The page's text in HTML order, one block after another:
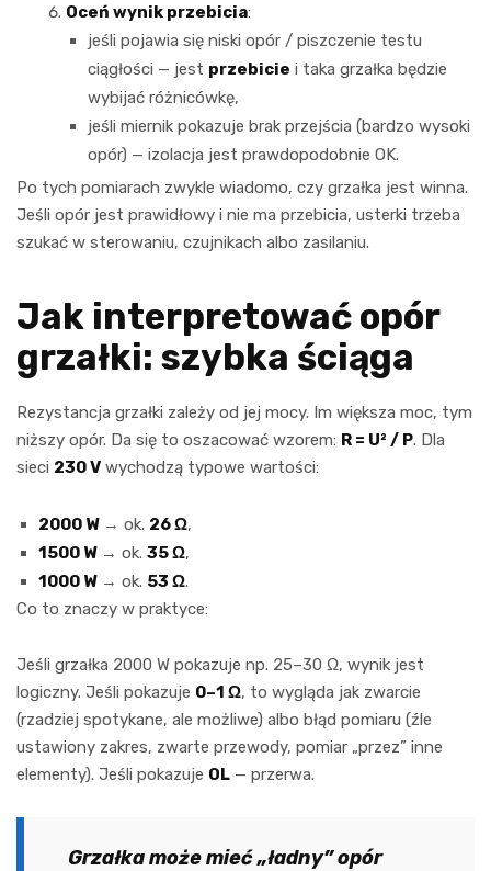
Oceń wynik przebicia:
jeśli pojawia się niski opór / piszczenie testu
ciągłości — jest przebicie i taka grzałka będzie
wybijać różnicówkę,
jeśli miernik pokazuje brak przejścia (bardzo wysoki
opór) — izolacja jest prawdopodobnie OK.
Po tych pomiarach zwykle wiadomo, czy grzałka jest winna.
Jeśli opór jest prawidłowy i nie ma przebicia, usterki trzeba
szukać w sterowaniu, czujnikach albo zasilaniu.
Jak interpretować opór
grzałki: szybka ściąga
Rezystancja grzałki zależy od jej mocy. Im większa moc, tym
niższy opór. Da się to oszacować wzorem: R = U² / P. Dla
sieci 230 V wychodzą typowe wartości:
2000 W→ ok. 26 Ω,
1500 W→ ok. 35 Ω,
1000 W→ ok. 53 Ω.
Co to znaczy w praktyce:
Jeśli grzałka 2000 W pokazuje np. 25–30 Ω, wynik jest
logiczny. Jeśli pokazuje 0–1 Ω, to wygląda jak zwarcie
(rzadziej spotykane, ale możliwe) albo błąd pomiaru (źle
ustawiony zakres, zwarte przewody, pomiar „przez” inne
elementy). Jeśli pokazuje OL — przerwa.
Grzałka może mieć „ładny” opór